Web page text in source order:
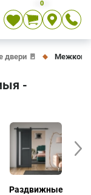
0
🚪
-
Раздвижные